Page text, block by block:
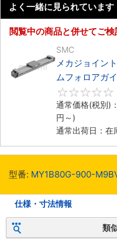
よく一緒に見られています
閲覧中の商品と併せてご
SMC
メカジョイン
ムフォロアガ
通常価格(税別)：
円 ～)
通常出荷日：在
型番: MY1B80G-900-
仕様・寸法情報
類